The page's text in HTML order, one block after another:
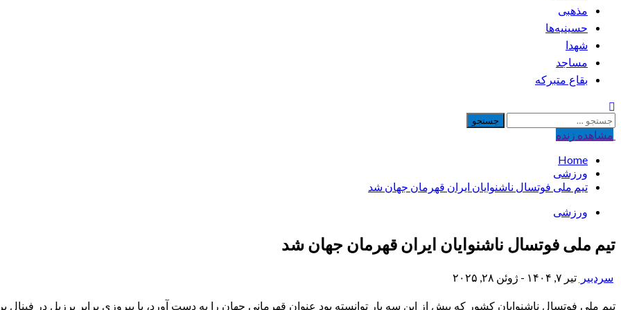
مذهبی
حسینیه‌ها
شهدا
مساجد
بقاع متبرکه
جستجو
برای:
مشاهده‌ زنده
Home
ورزشی
تیم ملی فوتسال ناشنوایان ایران قهرمان جهان شد
ورزشی
تیم ملی فوتسال ناشنوایان ایران قهرمان جهان شد
سردبیر تیر ۷, ۱۴۰۴ - ژوئن ۲۸, ۲۰۲۵
تیم ملی فوتسال ناشنوایان کشور که پیش از این سه بار توانسته بود عنوان قهرمانی جهان را به دست آورد، با پیروزی برابر برزیل در